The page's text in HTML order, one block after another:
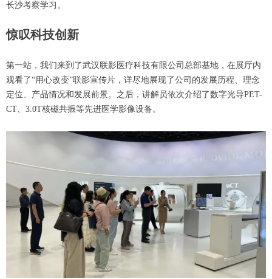
长沙考察学习。
惊叹科技创新
第一站，我们来到了武汉联影医疗科技有限公司总部基地，在展厅内
观看了“用心改变”联影宣传片，详尽地展现了公司的发展历程、理念
定位、产品情况和发展前景。之后，讲解员依次介绍了数字光导PET-
CT、3.0T核磁共振等先进医学影像设备。